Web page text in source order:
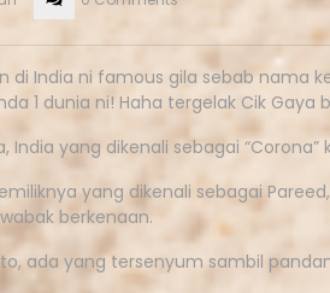
di India ni famous gila sebab nama
1 dunia ni! Haha tergelak Cik Gaya
India yang dikenali sebagai
yang dikenali sebagai
berkenaan.
ada yang tersenyum sambil